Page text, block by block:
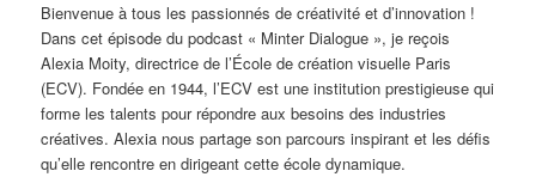
Bienvenue à tous les passionnés de créativité et d’innovation !
Dans cet épisode du podcast « Minter Dialogue », je reçois
Alexia Moity, directrice de l’École de création visuelle Paris
(ECV). Fondée en 1944, l’ECV est une institution prestigieuse qui
forme les talents pour répondre aux besoins des industries
créatives. Alexia nous partage son parcours inspirant et les défis
qu’elle rencontre en dirigeant cette école dynamique.